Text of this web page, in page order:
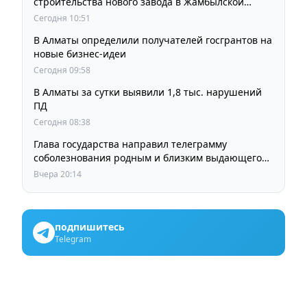
области
Сегодня 10:51
В Алматы определили получателей госгрантов на
новые бизнес-идеи
Сегодня 09:58
В Алматы за сутки выявили 1,8 тыс. нарушений
ПД
Сегодня 08:38
Глава государства направил телеграмму
соболезнования родным и близким выдающегося
кинорежиссера Ардака Амиркулова
Вчера 20:14
подпишитесь
Telegram